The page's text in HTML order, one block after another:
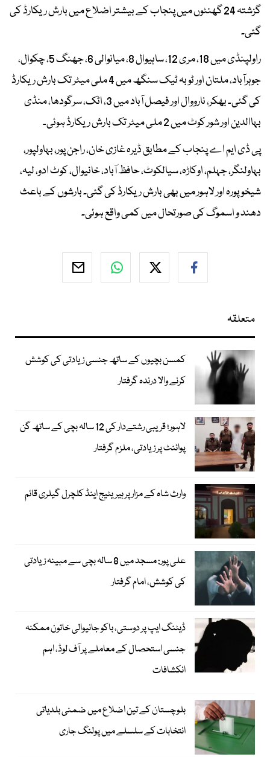
گزشتہ 24 گھنٹوں میں پنجاب کے بیشتر اضلاع میں بارش ریکارڈ کی
گئی۔
راولپنڈی میں 18، مری 12، ساہیوال 8، میانوالی 6، جھنگ 5، چکوال،
جوہرآباد، ملتان اور ٹوبہ ٹیک سنگھ میں 4 ملی میٹر تک بارش ریکارڈ
کی گئی۔ بھکر، نارووال اور فیصل آباد میں 3، اٹک، سرگودھا، منڈی
بہاالدین اور شور کوٹ میں 2 ملی میٹر تک بارش ریکارڈ ہوئی۔
پی ڈی ایم اے پنجاب کے مطابق ڈیرہ غازی خان، راجن پور، بہاولپور،
بہاولنگر، جہلم، اوکاڑہ، سیالکوٹ، حافظ آباد، خانیوال، کوٹ ادو، لیہ،
شیخوپورہ اور لاہور میں بھی بارش ریکارڈ کی گئی۔ بارشوں کے باعث
دھند و اسموگ کی صورتحال میں کمی واقع ہوئی۔
متعلقہ
کمسن بچیوں کے ساتھ جنسی زیادتی کی کوشش
کرنے والا درندہ گرفتار
لاہور؛ قریبی رشتےدار کی 12 سالہ بچی کے ساتھ گن
پوائنٹ پر زیادتی، ملزم گرفتار
وارث شاہ کے مزار پر ہیریٹیج اینڈ کلچرل گیلری قائم
علی پور: مسجد میں 8 سالہ بچی سے مبینہ زیادتی
کی کوشش، امام گرفتار
ڈیٹنگ ایپ پر دوستی، باکو جانیوالی خاتون ممکنہ
جنسی استحصال کے معاملے پر آف لوڈ، اہم
انکشافات
بلوچستان کے تین اضلاع میں ضمنی بلدیاتی
انتخابات کے سلسلے میں پولنگ جاری